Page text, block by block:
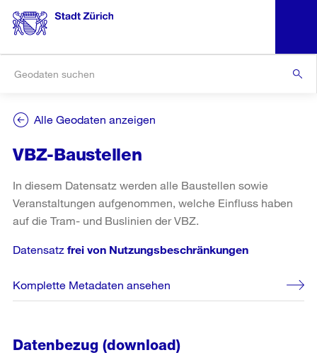
Alle Geodaten anzeigen
VBZ-Baustellen
In diesem Datensatz werden alle Baustellen sowie
Veranstaltungen aufgenommen, welche Einfluss haben
auf die Tram- und Buslinien der VBZ.
Datensatz frei von Nutzungsbeschränkungen
Komplette Metadaten ansehen
Datenbezug (download)